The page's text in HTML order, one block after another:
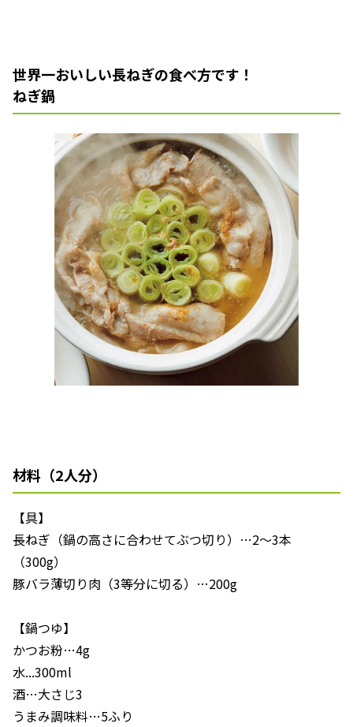
世界一おいしい長ねぎの食べ方です！
ねぎ鍋
材料（2人分）
【具】
長ねぎ（鍋の高さに合わせてぶつ切り）…2～3本
（300g）
豚バラ薄切り肉（3等分に切る）…200g
【鍋つゆ】
かつお粉…4g
水...300ml
酒…大さじ3
うまみ調味料…5ふり